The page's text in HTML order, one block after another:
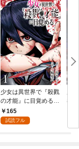
少女は異世界で『殺戮
の才能』に目覚める
(話売り) #1
165
試読フル
者